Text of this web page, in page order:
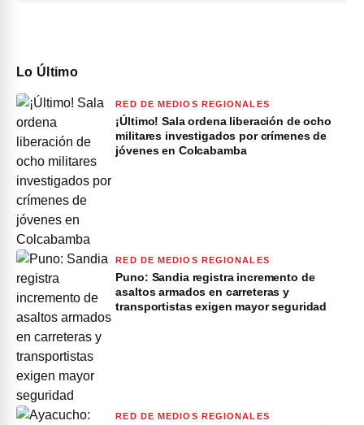
Lo Último
RED DE MEDIOS REGIONALES
¡Último! Sala ordena liberación de ocho
militares investigados por crímenes de
jóvenes en Colcabamba
RED DE MEDIOS REGIONALES
Puno: Sandia registra incremento de
asaltos armados en carreteras y
transportistas exigen mayor seguridad
RED DE MEDIOS REGIONALES